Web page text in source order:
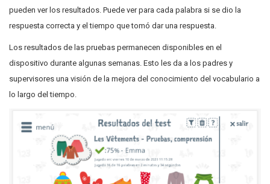
pueden ver los resultados. Puede ver para cada palabra si se dio la
respuesta correcta y el tiempo que tomó dar una respuesta.
Los resultados de las pruebas permanecen disponibles en el
dispositivo durante algunas semanas. Esto les da a los padres y
supervisores una visión de la mejora del conocimiento del vocabulario a
lo largo del tiempo.